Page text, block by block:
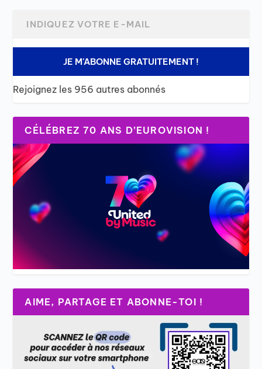
JE M'ABONNE GRATUITEMENT !
Rejoignez les 956 autres abonnés
CÉLÉBREZ 70 ANS D’EUROVISION !
AIME, PARTAGE ET ABONNE-TOI !